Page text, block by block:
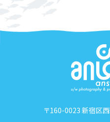
〒160-0023 新宿区